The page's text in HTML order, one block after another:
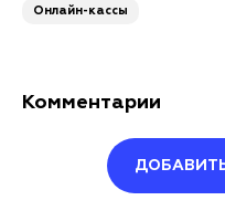
Онлайн-кассы
Комментарии